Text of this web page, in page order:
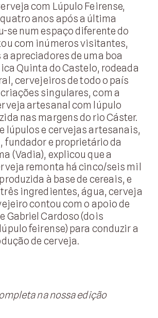
com Lúpulo Feirense,
anos após a última
se num espaço diferente do
com inúmeros visitantes,
apreciadores de uma boa
Quinta do Castelo, rodeada
cervejeiros de todo o país
singulares, com a
artesanal com lúpulo
nas margens do rio Cáster.
lúpulos e cervejas artesanais,
fundador e proprietário da
(Vadia), explicou que a
remonta há cinco/seis mil
à base de cereais, e
três ingredientes, água, cerveja
contou com o apoio de
Gabriel Cardoso (dois
feirense) para conduzir a
de cerveja.
na nossa edição